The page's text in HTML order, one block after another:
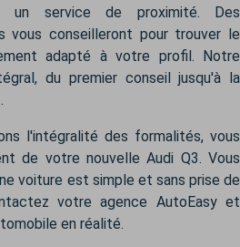
un service de proximité. Des
vous conseilleront pour trouver le
adapté à votre profil. Notre
du premier conseil jusqu'à la
l'intégralité des formalités, vous
de votre nouvelle Audi Q3. Vous
voiture est simple et sans prise de
votre agence AutoEasy et
en réalité.